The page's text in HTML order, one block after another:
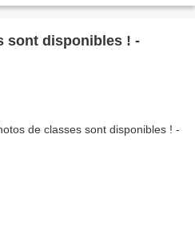
sont disponibles ! -